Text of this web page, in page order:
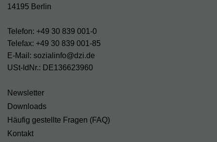
14195 Berlin
Telefon: +49 30 839 001-0
Telefax: +49 30 839 001-85
E-Mail: sozialinfo@dzi.de
USt-IdNr.: DE136623960
Newsletter
Downloads
Häufig gestellte Fragen (FAQ)
Kontakt